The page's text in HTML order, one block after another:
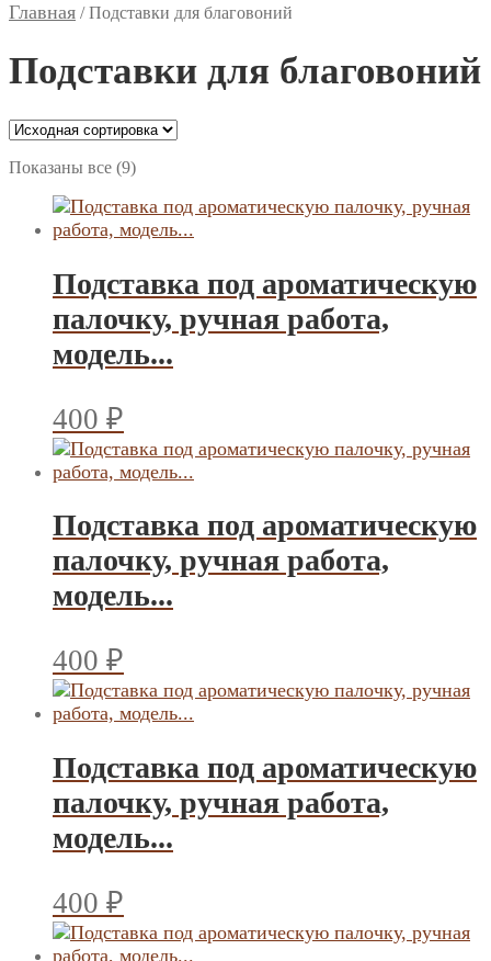
Главная /Подставки для благовоний
Подставки для благовоний
Показаны все (9)
Подставка под ароматическую
палочку, ручная работа,
модель...
400 ₽
Подставка под ароматическую
палочку, ручная работа,
модель...
400 ₽
Подставка под ароматическую
палочку, ручная работа,
модель...
400 ₽